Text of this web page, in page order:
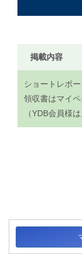
掲載内容
ショートレポ
領収書はマイ
（YDB会員様